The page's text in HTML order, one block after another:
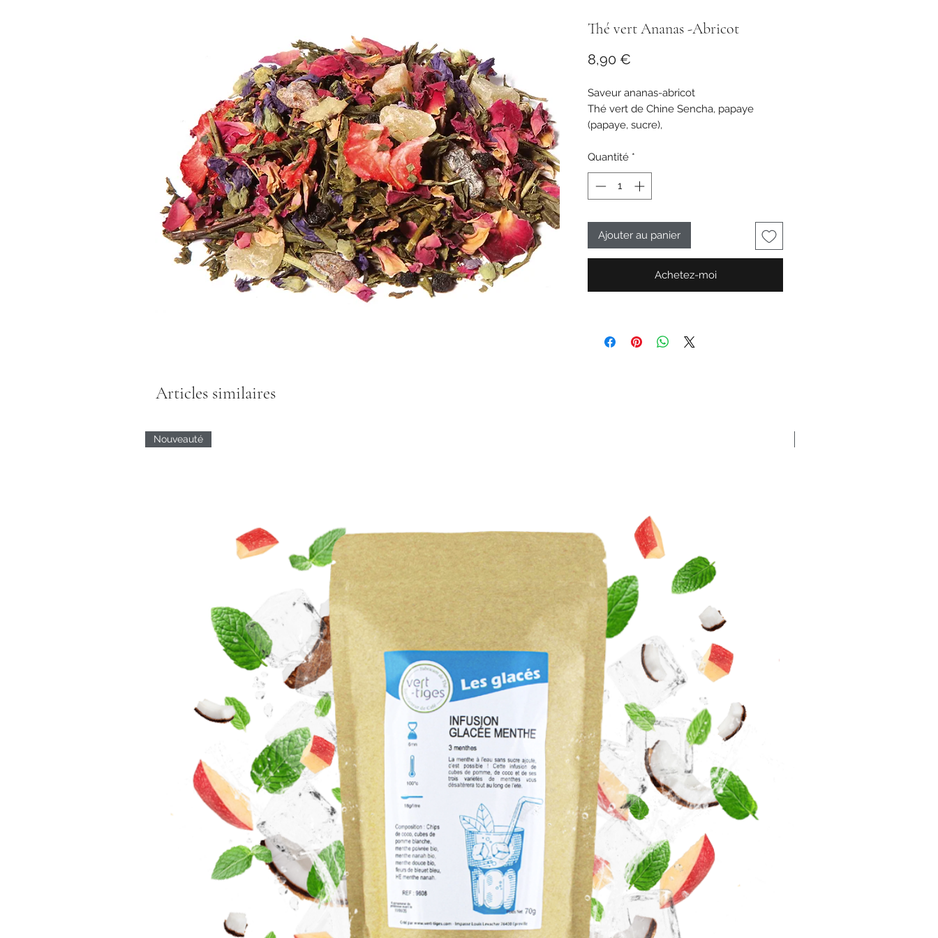
Articles similaires
Nouveauté
Thé vert Ananas -Abricot
8,90 €
Saveur ananas-abricot
Thé vert de Chine Sencha, papaye
(papaye, sucre),
abricot (abricot,
farine de riz) (4%), pétales de rose, fraise,
mauve, myrtille.
Quantité *
Ajouter au panier
Achetez-moi